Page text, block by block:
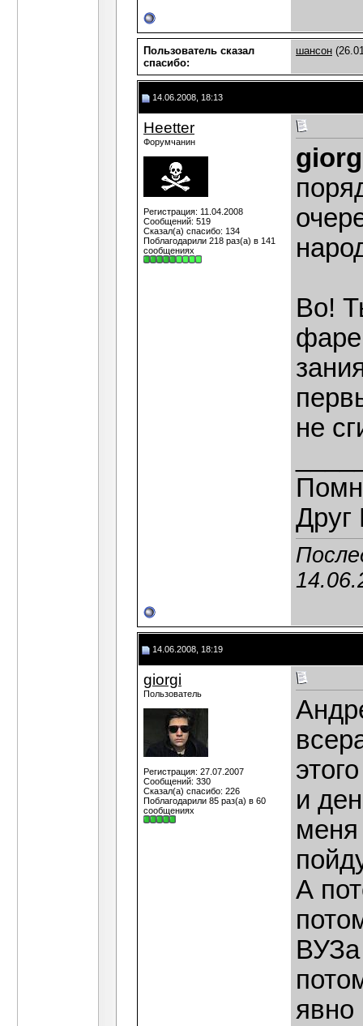
Пользователь сказал
cпасибо:
шансон
14.06.2008, 18:13
Heetter
Форумчанин
Регистрация: 11.04.2008
Сообщений: 519
Сказал(а) спасибо: 134
Поблагодарили 218 раз(а) в 141
сообщениях
Во!
не
Друг
14.06.2008, 18:19
giorgi
Пользователь
Регистрация: 27.07.2007
Сообщений: 330
Сказал(а) спасибо: 226
Поблагодарили 85 раз(а) в 60
сообщениях
и
меня
А
ВУЗа
явно